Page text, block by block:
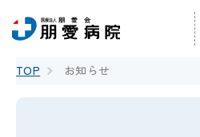
TOP お知らせ